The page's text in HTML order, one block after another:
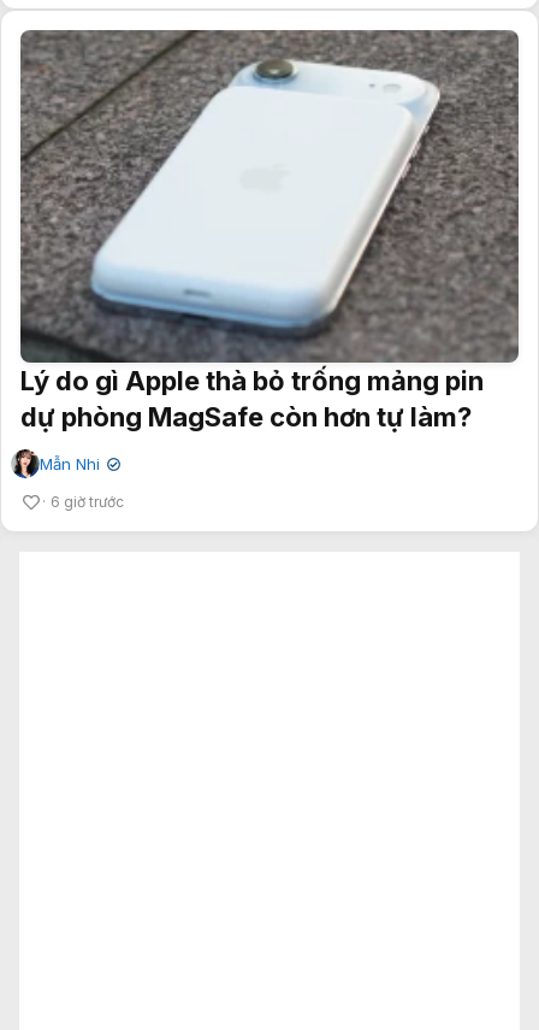
Lý do gì Apple thà bỏ trống mảng pin
dự phòng MagSafe còn hơn tự làm?
Mẫn Nhi ✔
6 giờ trước